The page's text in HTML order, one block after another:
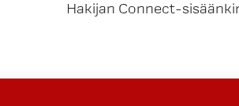
Hakijan Connect-